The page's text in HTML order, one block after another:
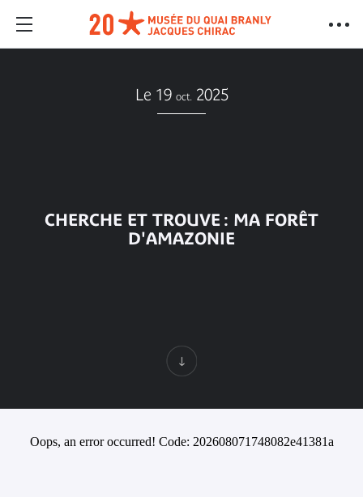
Le 19 oct. 2025
CHERCHE ET TROUVE : MA FORÊT
D'AMAZONIE
Oops, an error occurred! Code: 202608071748082e41381a